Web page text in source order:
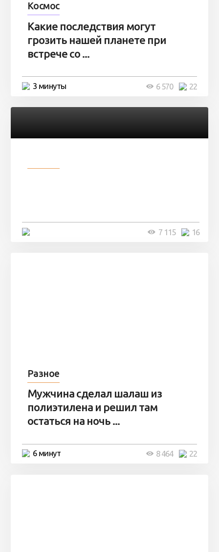
Космос
Какие последствия могут
грозить нашей планете при
встрече со ...
3 минуты 22
6 570
16
7 115
Разное
Мужчина сделал шалаш из
полиэтилена и решил там
остаться на ночь ...
6 минут 22
8 464